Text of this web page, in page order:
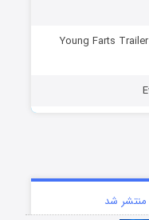
دانلود مستند قطعات تریلر یانگ فارتز Young Farts Trailer
منتشر شد